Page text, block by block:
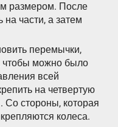
размером. После
на части, а затем
перемычки,
чтобы можно было
всей
на четвертую
Со стороны, которая
колеса.